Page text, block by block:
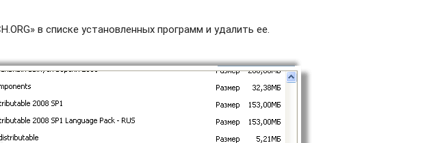
в списке установленных программ и удалить ее.